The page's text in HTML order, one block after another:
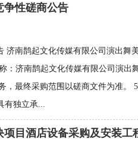
争性磋商公告
南鹊起文化传媒有限公司演出
济南鹊起文化传媒有限公司演
最终采购范围以磋商文件为准
有独立承...
目酒店设备采购及安装工